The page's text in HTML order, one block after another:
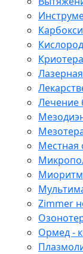
Лечение
Местная
Миоритм
Zimmer
Ормед -